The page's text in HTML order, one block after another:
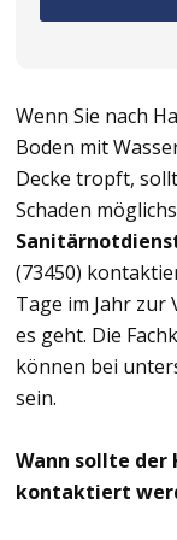
Wenn Sie nach
Boden mit
Decke tropft,
Schaden
(73450)
Tage im Jahr
es geht. Die
können bei
sein.
Wann sollte der
kontaktiert